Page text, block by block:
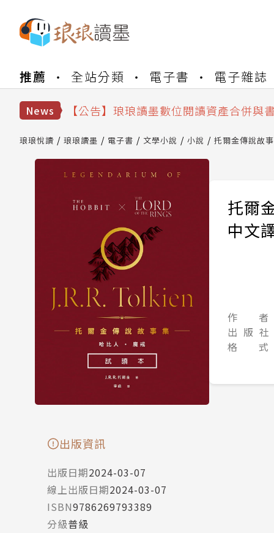
推薦 全站分類 電子書 電子雜誌
News
【公告】因 Readmoo 讀墨系統維護中
【公告】琅琅讀墨書櫃開通常見問題
【公告】琅琅書店服務升級重要說明及
【公告】因 Readmoo 讀墨系統維護中
琅琅悅讀 琅琅讀墨 電子書 文學小說 小說 托爾金傳說故
托爾
中文
作 者
出 版 社
格 式
出版資訊
出版日期2024-03-07
線上出版日期2024-03-07
ISBN9786269793389
分級普級